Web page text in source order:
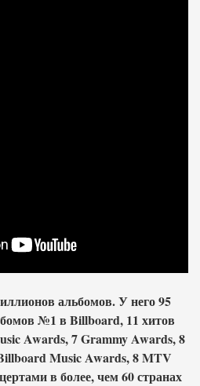
альбомов. У него 95
№1 в Billboard, 11 хитов
Awards, 7 Grammy Awards, 8
Music Awards, 8 MTV
в более, чем 60 странах